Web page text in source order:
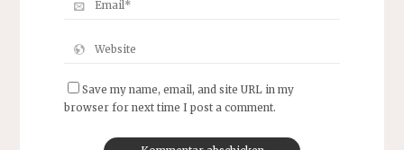
Save my name, email, and site URL in my
browser for next time I post a comment.